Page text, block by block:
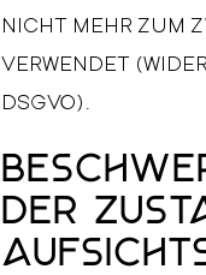
NICHT MEHR ZUM
VERWENDET
DSGVO).
der